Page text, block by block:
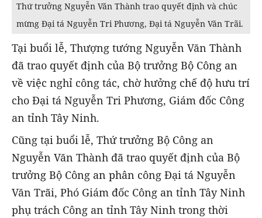
Thứ trưởng Nguyễn Văn Thành trao quyết định và chúc
mừng Đại tá Nguyễn Tri Phương, Đại tá Nguyễn Văn Trãi.
Tại buổi lễ, Thượng tướng Nguyễn Văn Thành
đã trao quyết định của Bộ trưởng Bộ Công an
về việc nghỉ công tác, chờ hưởng chế độ hưu trí
cho Đại tá Nguyễn Tri Phương, Giám đốc Công
an tỉnh Tây Ninh.
Cũng tại buổi lễ, Thứ trưởng Bộ Công an
Nguyễn Văn Thành đã trao quyết định của Bộ
trưởng Bộ Công an phân công Đại tá Nguyễn
Văn Trãi, Phó Giám đốc Công an tỉnh Tây Ninh
phụ trách Công an tỉnh Tây Ninh trong thời